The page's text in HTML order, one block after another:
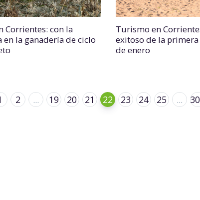
Corrientes: con la
en la ganadería de ciclo
Turismo en
exitoso de la
de enero
2 ... 19 20 21 22 23 24 25 ...